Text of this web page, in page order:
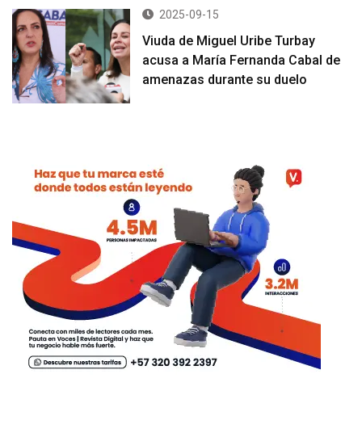
2025-09-15
Viuda de Miguel Uribe Turbay
acusa a María Fernanda Cabal de
amenazas durante su duelo